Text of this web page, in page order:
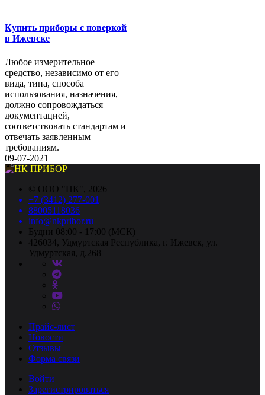
Купить приборы с поверкой
в Ижевске
Любое измерительное
средство, независимо от его
вида, типа, способа
использования, назначения,
должно сопровождаться
документацией,
соответствовать стандартам и
отвечать заявленным
требованиям.
09-07-2021
© ООО "НК", 2026
+7 (3412) 277-001
88005118036
info@nkpribor.ru
Будни 08:00 - 17:00 (МСК)
426034, Удмуртская Республика, г. Ижевск, ул.
Удмуртская, д.268
Прайс-лист
Новости
Отзывы
Форма связи
Войти
Зарегистрироваться